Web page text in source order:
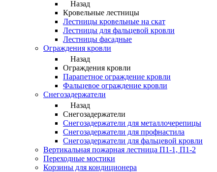
Назад
Кровельные лестницы
Лестницы кровельные на скат
Лестницы для фальцевой кровли
Лестницы фасадные
Ограждения кровли
Назад
Ограждения кровли
Парапетное ограждение кровли
Фальцевое ограждение кровли
Снегозадержатели
Назад
Снегозадержатели
Снегозадержатели для металлочерепицы
Снегозадержатели для профнастила
Снегозадержатели для фальцевой кровли
Вертикальная пожарная лестница П1-1, П1-2
Переходные мостики
Корзины для кондиционера